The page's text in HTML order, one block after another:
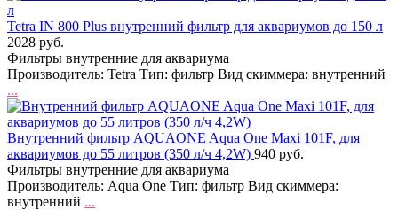
Tetra IN 800 Plus внутренний фильтр для аквариумов до 150 л
2028 руб.
Фильтры внутренние для аквариума
Производитель: Tetra Тип: фильтр Вид скиммера: внутренний
...
Внутренний фильтр AQUAONE Aqua One Maxi 101F, для
аквариумов до 55 литров (350 л/ч 4,2W) 940 руб.
Фильтры внутренние для аквариума
Производитель: Aqua One Тип: фильтр Вид скиммера:
внутренний ...